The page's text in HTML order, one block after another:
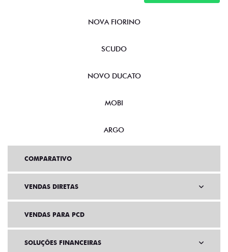
NOVA FIORINO
SCUDO
NOVO DUCATO
MOBI
ARGO
COMPARATIVO
VENDAS DIRETAS
VENDAS PARA PCD
SOLUÇÕES FINANCEIRAS